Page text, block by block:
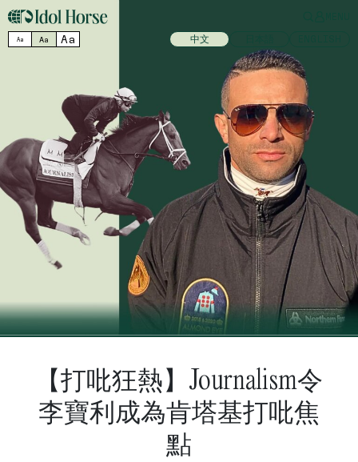
Aa Aa Aa 中文
【打吡狂熱】Journalism令
李寶利成為肯塔基打吡焦
點